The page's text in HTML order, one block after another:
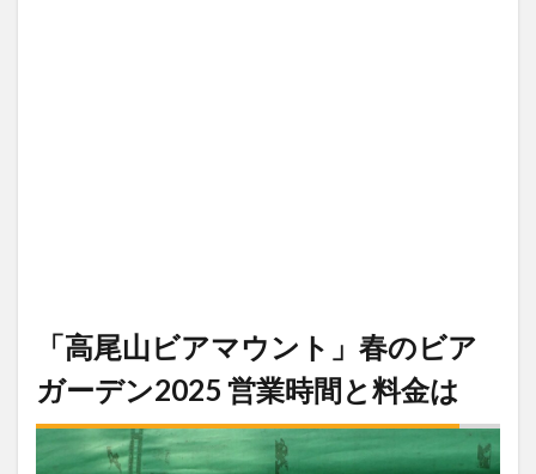
「高尾山ビアマウント」春のビア
ガーデン2025 営業時間と料金は